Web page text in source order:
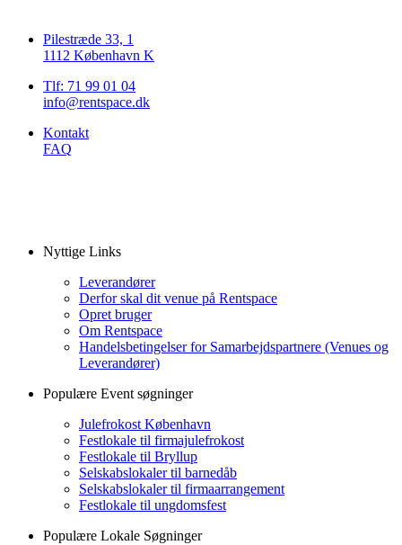
Pilestræde 33, 1
1112 København K
Tlf: 71 99 01 04
info@rentspace.dk
Kontakt
FAQ
Nyttige Links
Leverandører
Derfor skal dit venue på Rentspace
Opret bruger
Om Rentspace
Handelsbetingelser for Samarbejdspartnere (Venues og
Leverandører)
Populære Event søgninger
Julefrokost København
Festlokale til firmajulefrokost
Festlokale til Bryllup
Selskabslokaler til barnedåb
Selskabslokaler til firmaarrangement
Festlokale til ungdomsfest
Populære Lokale Søgninger